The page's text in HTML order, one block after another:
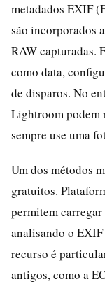
metadados EXIF
são incorporados
RAW capturadas.
como data,
de disparos. No
Lightroom podem
sempre use uma
Um dos métodos
gratuitos.
permitem
analisando o EXIF
recurso é
antigos, como a